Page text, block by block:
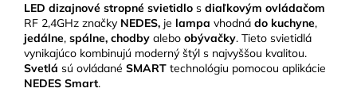
LED dizajnové stropné svietidlo s diaľkovým ovládačom
RF 2,4GHz značky NEDES, je lampa vhodná do kuchyne,
jedálne, spálne, chodby alebo obývačky. Tieto svietidlá
vynikajúco kombinujú moderný štýl s najvyššou kvalitou.
Svetlá sú ovládané SMART technológiu pomocou aplikácie
NEDES Smart.